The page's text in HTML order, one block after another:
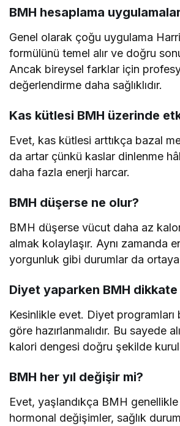
BMH hesaplama
Genel olarak çoğu uygulama
formülünü temel alır ve doğru
Ancak bireysel farklar için
değerlendirme daha sağlıklıdır.
Kas kütlesi BMH üzerinde
Evet, kas kütlesi arttıkça bazal
da artar çünkü kaslar dinlenme
daha fazla enerji harcar.
BMH düşerse ne olur?
BMH düşerse vücut daha az
almak kolaylaşır. Aynı zamanda
yorgunluk gibi durumlar da ortaya
Diyet yaparken BMH dikkate
Kesinlikle evet. Diyet programları
göre hazırlanmalıdır. Bu sayede
kalori dengesi doğru şekilde
BMH her yıl değişir mi?
Evet, yaşlandıkça BMH genellikle
hormonal değişimler, sağlık